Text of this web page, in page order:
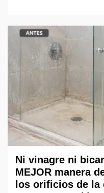
Ni vinagre ni
MEJOR manera
los orificios de la